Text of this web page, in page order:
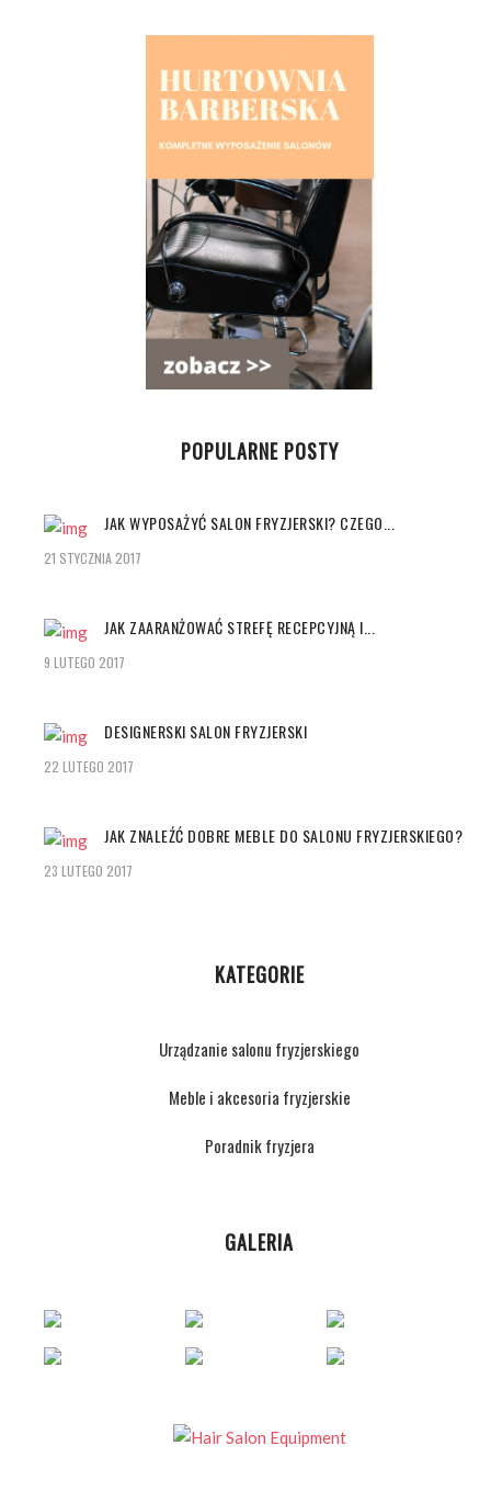
POPULARNE POSTY
JAK WYPOSAŻYĆ SALON FRYZJERSKI? CZEGO...
21 STYCZNIA 2017
JAK ZAARANŻOWAĆ STREFĘ RECEPCYJNĄ I...
9 LUTEGO 2017
DESIGNERSKI SALON FRYZJERSKI
22 LUTEGO 2017
JAK ZNALEŹĆ DOBRE MEBLE DO SALONU FRYZJERSKIEGO?
23 LUTEGO 2017
KATEGORIE
Urządzanie salonu fryzjerskiego
Meble i akcesoria fryzjerskie
Poradnik fryzjera
GALERIA